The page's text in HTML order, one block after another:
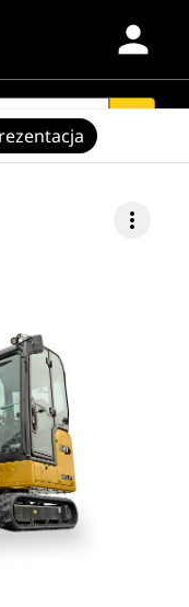
person
more_vert